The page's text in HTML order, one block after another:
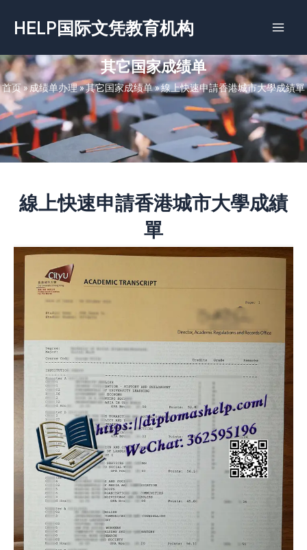
容
HELP国际文凭教育机构
其它国家成绩单
首页»成绩单办理»其它国家成绩单»線上快速申請香港城市大學成績單
線上快速申請香港城市大學成績
單